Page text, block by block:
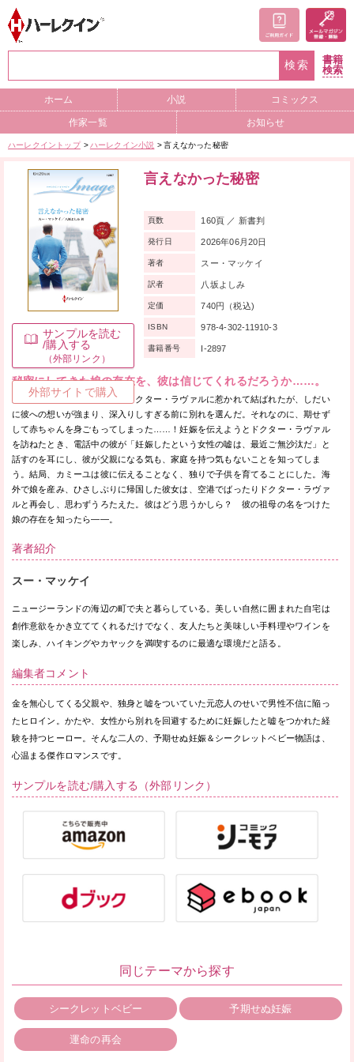
検索
書籍
検索
ホーム 小説 コミックス
作家一覧 お知らせ
ハーレクイントップ ハーレクイン小説 言えなかった秘密
サンプルを読む
/購入する
（外部リンク）
外部サイトで購入
言えなかった秘密
秘密にしてきた娘の存在を、彼は信じてくれるだろうか……。
男性不信の看護師カミーユはドクター・ラヴァルに惹かれて結ばれたが、しだい
に彼への想いが強まり、深入りしすぎる前に別れを選んだ。それなのに、期せず
して赤ちゃんを身ごもってしまった……！妊娠を伝えようとドクター・ラヴァル
を訪ねたとき、電話中の彼が「妊娠したという女性の嘘は、最近ご無沙汰だ」と
話すのを耳にし、彼が父親になる気も、家庭を持つ気もないことを知ってしま
う。結局、カミーユは彼に伝えることなく、独りで子供を育てることにした。海
外で娘を産み、ひさしぶりに帰国した彼女は、空港でばったりドクター・ラヴァ
ルと再会し、思わずうろたえた。彼はどう思うかしら？ 彼の祖母の名をつけた
娘の存在を知ったら――。
頁数 160頁 ／ 新書判
発行日 2026年06月20日
著者 スー・マッケイ
訳者 八坂よしみ
定価 740円（税込)
ISBN 978-4-302-11910-3
書籍番号 I-2897
著者紹介
スー・マッケイ
ニュージーランドの海辺の町で夫と暮らしている。美しい自然に囲まれた自宅は
創作意欲をかき立ててくれるだけでなく、友人たちと美味しい手料理やワインを
楽しみ、ハイキングやカヤックを満喫するのに最適な環境だと語る。
編集者コメント
金を無心してくる父親や、独身と嘘をついていた元恋人のせいで男性不信に陥っ
たヒロイン。かたや、女性から別れを回避するために妊娠したと嘘をつかれた経
験を持つヒーロー。そんな二人の、予期せぬ妊娠＆シークレットベビー物語は、
心温まる傑作ロマンスです。
サンプルを読む/購入する（外部リンク）
同じテーマから探す
シークレットベビー 予期せぬ妊娠
運命の再会